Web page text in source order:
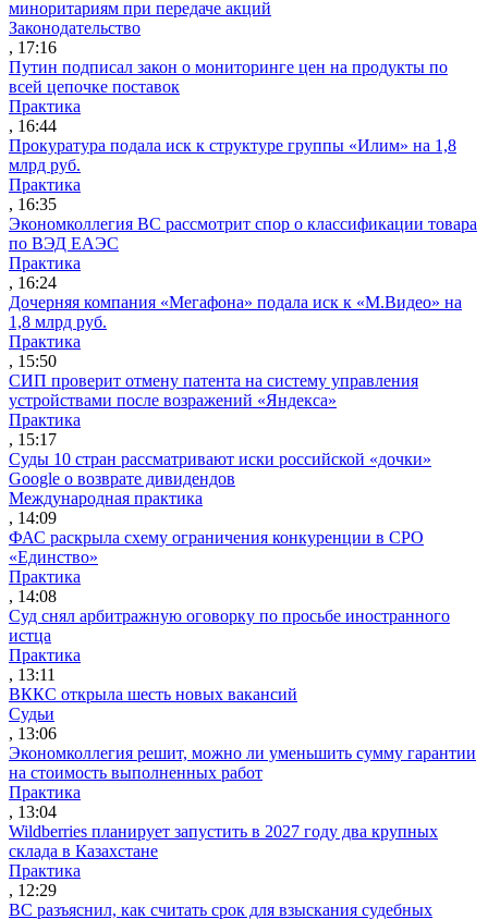
миноритариям при передаче акций
Законодательство
, 17:16
Путин подписал закон о мониторинге цен на продукты по
всей цепочке поставок
Практика
, 16:44
Прокуратура подала иск к структуре группы «Илим» на 1,8
млрд руб.
Практика
, 16:35
Экономколлегия ВС рассмотрит спор о классификации товара
по ВЭД ЕАЭС
Практика
, 16:24
Дочерняя компания «Мегафона» подала иск к «М.Видео» на
1,8 млрд руб.
Практика
, 15:50
СИП проверит отмену патента на систему управления
устройствами после возражений «Яндекса»
Практика
, 15:17
Суды 10 стран рассматривают иски российской «дочки»
Google о возврате дивидендов
Международная практика
, 14:09
ФАС раскрыла схему ограничения конкуренции в СРО
«Единство»
Практика
, 14:08
Суд снял арбитражную оговорку по просьбе иностранного
истца
Практика
, 13:11
ВККС открыла шесть новых вакансий
Судьи
, 13:06
Экономколлегия решит, можно ли уменьшить сумму гарантии
на стоимость выполненных работ
Практика
, 13:04
Wildberries планирует запустить в 2027 году два крупных
склада в Казахстане
Практика
, 12:29
ВС разъяснил, как считать срок для взыскания судебных